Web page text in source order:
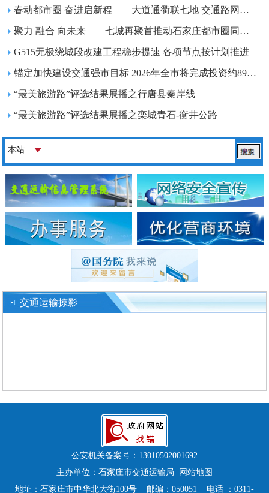
春动都市圈 奋进启新程——大道通衢联七地 交通路网织密一体化发展骨架
聚力 融合 向未来——七城再聚首推动石家庄都市圈同城化高质量发展
G515无极绕城段改建工程稳步提速 各项节点按计划推进
锚定加快建设交通强市目标 2026年全市将完成投资约89.5亿元
“最美旅游路”评选结果展播之行唐县秦岸线
“最美旅游路”评选结果展播之栾城青石-衡井公路
交通运输掠影
公安机关备案号： 13010502001692
主办单位：石家庄市交通运输局 网站地图
地址：石家庄市中华北大街100号 邮编：050051 电话 ：0311-